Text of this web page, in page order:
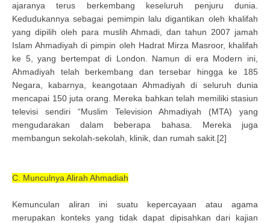
ajaranya terus berkembang keseluruh penjuru dunia.
Kedudukannya sebagai pemimpin lalu digantikan oleh khalifah
yang dipilih oleh para muslih Ahmadi, dan tahun 2007 jamah
Islam Ahmadiyah di pimpin oleh Hadrat Mirza Masroor, khalifah
ke 5, yang bertempat di London. Namun di era Modern ini,
Ahmadiyah telah berkembang dan tersebar hingga ke 185
Negara, kabarnya, keangotaan Ahmadiyah di seluruh dunia
mencapai 150 juta orang. Mereka bahkan telah memiliki stasiun
televisi sendiri “Muslim Television Ahmadiyah (MTA) yang
mengudarakan dalam beberapa bahasa. Mereka juga
membangun sekolah-sekolah, klinik, dan rumah sakit.[2]
C. Munculnya Alirah Ahmadiah
Kemunculan aliran ini suatu kepercayaan atau agama
merupakan konteks yang tidak dapat dipisahkan dari kajian